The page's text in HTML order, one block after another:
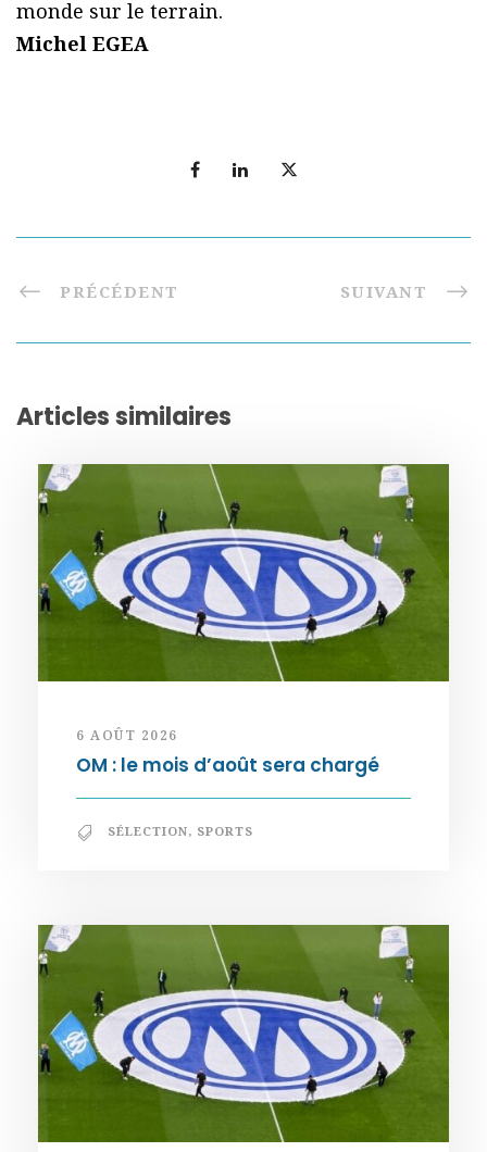
monde sur le terrain.
Michel EGEA
PRÉCÉDENT SUIVANT
Articles similaires
6 AOÛT 2026
OM : le mois d’août sera chargé
SÉLECTION, SPORTS